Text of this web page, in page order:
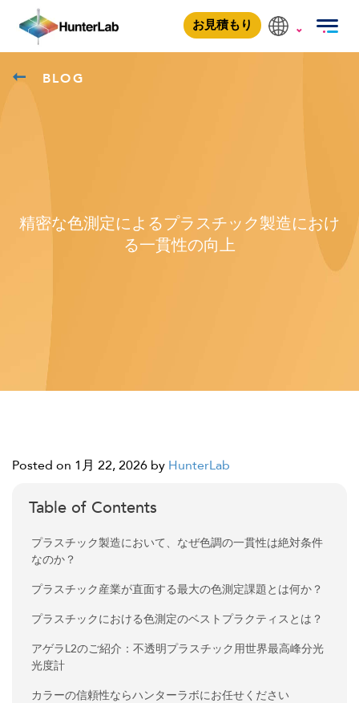
お見積もり
BLOG
精密な色測定によるプラスチック製造におけ
る一貫性の向上
Posted on 1月 22, 2026 by HunterLab
Table of Contents
プラスチック製造において、なぜ色調の一貫性は絶対条件
なのか？
プラスチック産業が直面する最大の色測定課題とは何か？
プラスチックにおける色測定のベストプラクティスとは？
アゲラL2のご紹介：不透明プラスチック用世界最高峰分光
光度計
カラーの信頼性ならハンターラボにお任せください